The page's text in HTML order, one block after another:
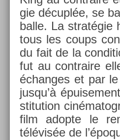
gie décuplée, se
balle. La stratégie
tous les coups
du fait de la
fut au contra­ire
échan­ges et par
jusqu’à
stitu­tion
film adop­te le
télévisée de